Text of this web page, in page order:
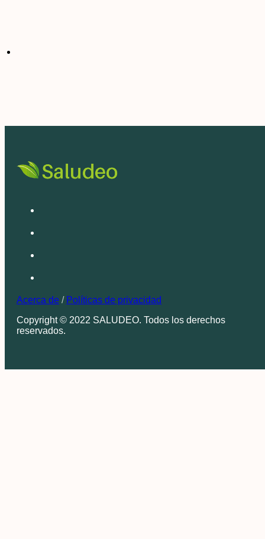
Acerca de / Políticas de privacidad
Copyright © 2022 SALUDEO. Todos los derechos
reservados.